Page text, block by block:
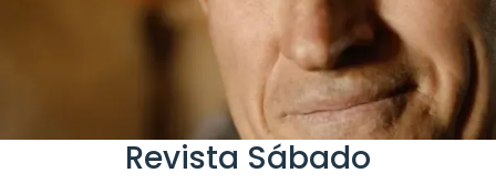
Revista Sábado